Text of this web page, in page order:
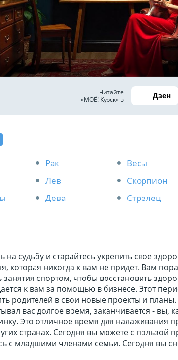
Читайте
«МОЁ! Курск» в
Дзен
Рак
Лев
Дева
Весы
Скорпион
Стрелец
на судьбу и старайтесь укрепить свое
которая никогда к вам не придет. Вам
занятия спортом, чтобы восстановить
к вам за помощью в бизнесе. Этот
родителей в свои новые проекты и
вас долгое время, заканчивается - вы,
Это отличное время для налаживания
странах. Сегодня вы можете с пользой
с младшими членами семьи. Сегодня вы